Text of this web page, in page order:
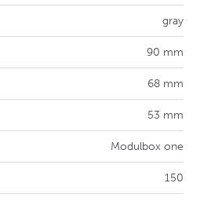
gray
90 mm
68 mm
53 mm
Modulbox one
150